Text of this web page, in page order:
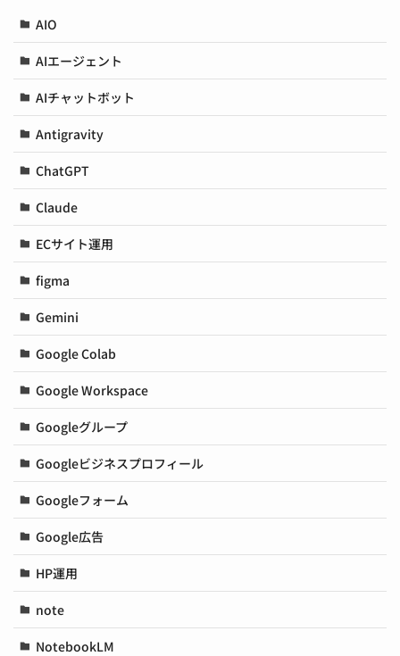
AIO
AIエージェント
AIチャットボット
Antigravity
ChatGPT
Claude
ECサイト運用
figma
Gemini
Google Colab
Google Workspace
Googleグループ
Googleビジネスプロフィール
Googleフォーム
Google広告
HP運用
note
NotebookLM